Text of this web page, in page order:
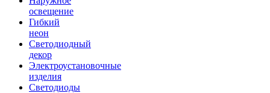
освещение
Гибкий
неон
Светодиодный
декор
Электроустановочные
изделия
Светодиоды